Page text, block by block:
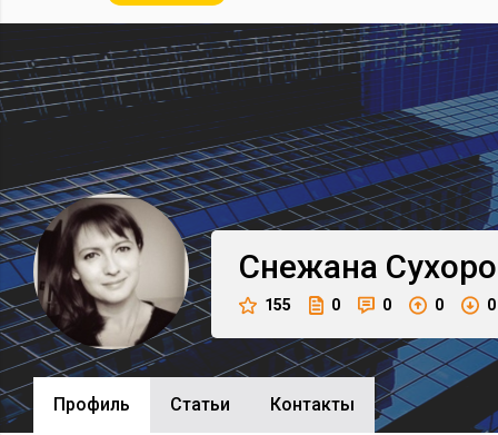
Снежана
155 0 0 0 0
Профиль Cтатьи Контакты